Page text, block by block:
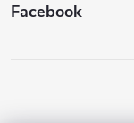
Facebook